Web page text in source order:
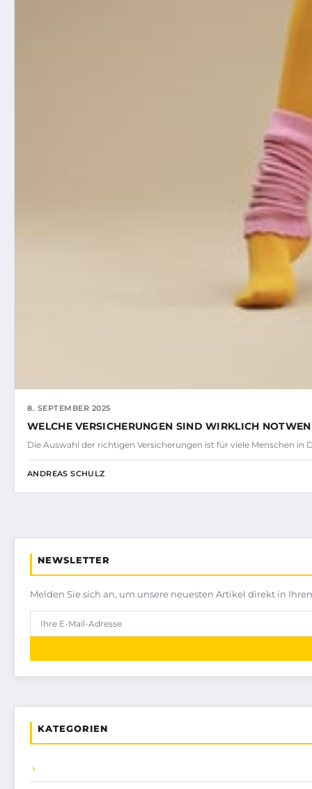
8. SEPTEMBER 2025
WELCHE VERSICHERUNGEN SIND WIRKLICH
Die Auswahl der richtigen Versicherungen ist für viele Menschen in
ANDREAS SCHULZ
NEWSLETTER
Melden Sie sich an, um unsere neuesten Artikel direkt in
KATEGORIEN